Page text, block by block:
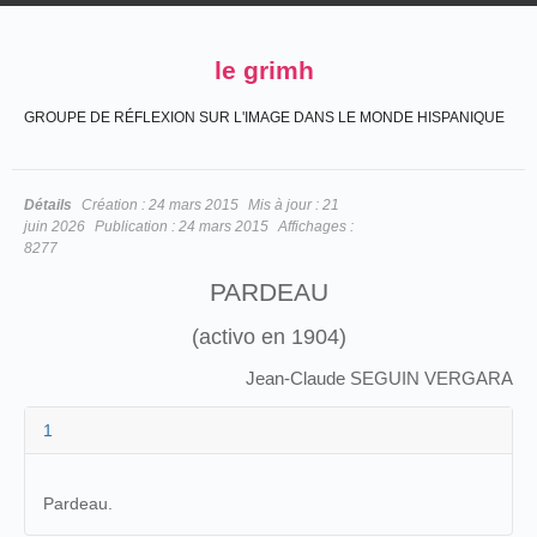
le grimh
GROUPE DE RÉFLEXION SUR L'IMAGE DANS LE MONDE HISPANIQUE
Détails Création : 24 mars 2015 Mis à jour : 21
juin 2026 Publication : 24 mars 2015 Affichages :
8277
PARDEAU
(activo en 1904)
Jean-Claude SEGUIN VERGARA
1
Pardeau.